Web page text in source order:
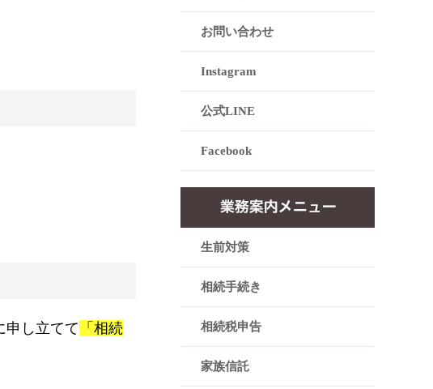
申し立てて 「相続
お問い合わせ
Instagram
公式LINE
Facebook
生前対策
相続手続き
相続税申告
家族信託